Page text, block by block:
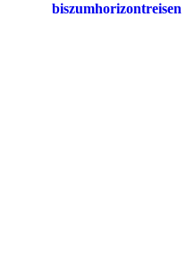
biszumhorizontreisen